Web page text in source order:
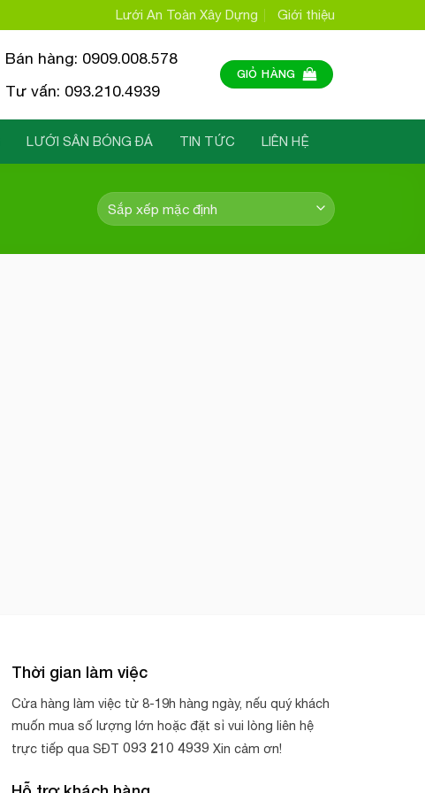
Lưới An Toàn Xây Dựng Giới thiệu
Bán hàng: 0909.008.578
Tư vấn: 093.210.4939
GIỎ HÀNG
LƯỚI SÂN BÓNG ĐÁ TIN TỨC LIÊN HỆ
Thời gian làm việc
Cửa hàng làm việc từ 8-19h hàng ngày, nếu quý khách
muốn mua số lượng lớn hoặc đặt sỉ vui lòng liên hệ
trực tiếp qua SĐT 093 210 4939 Xin cảm ơn!